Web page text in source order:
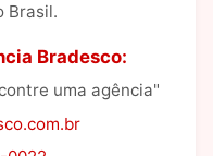
Brasil.
Bradesco:
uma agência"